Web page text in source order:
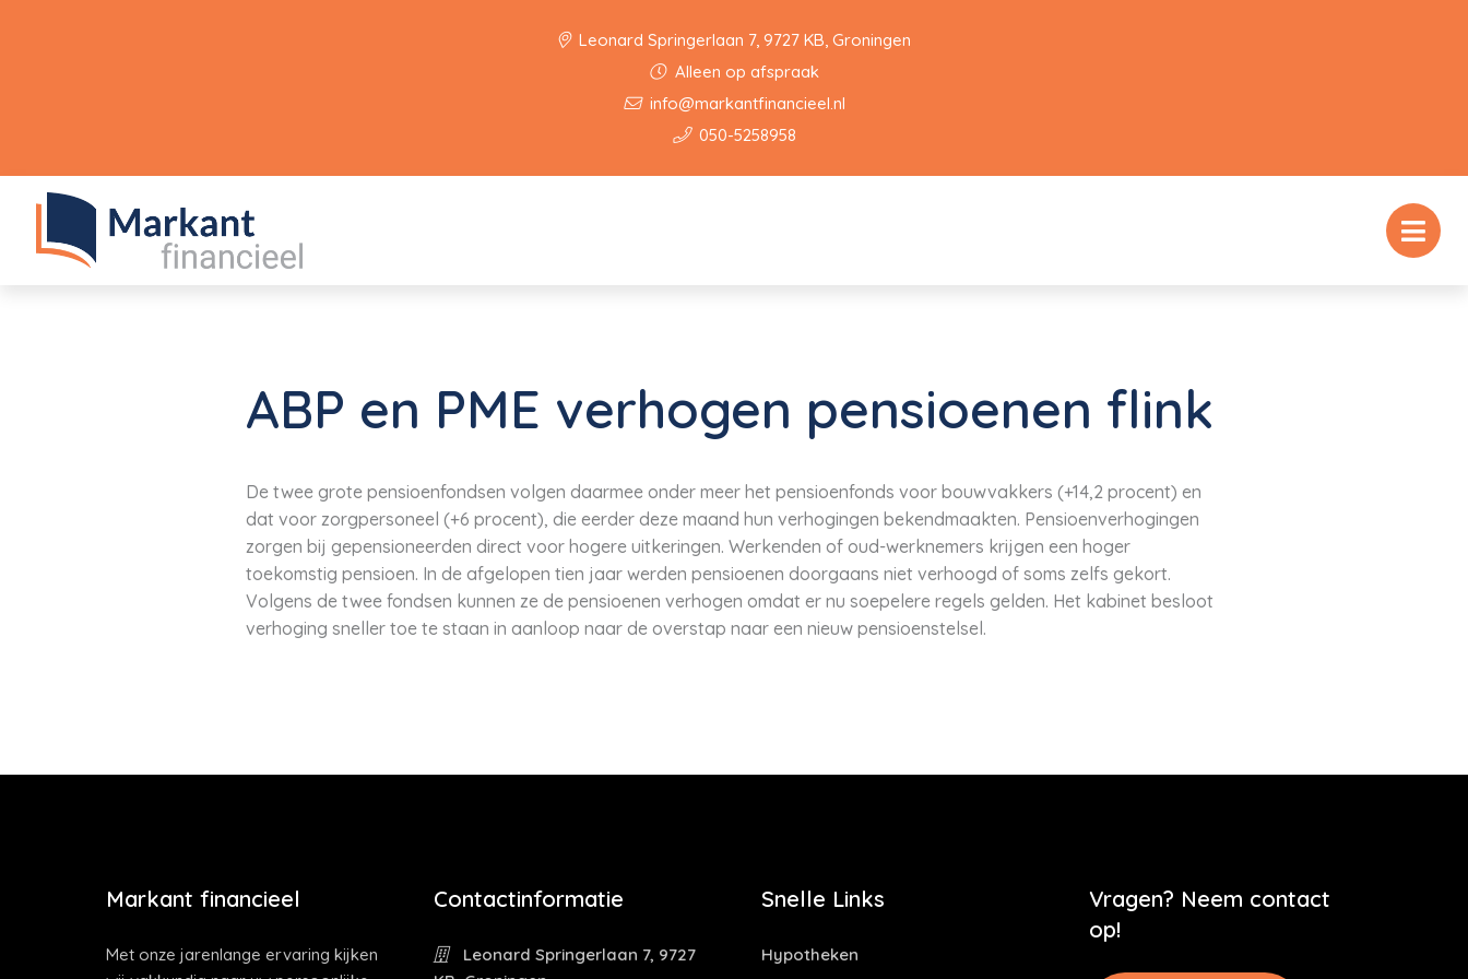
Leonard Springerlaan 7, 9727 KB, Groningen
Alleen op afspraak
info@markantfinancieel.nl
050-5258958
ABP en PME verhogen pensioenen flink
De twee grote pensioenfondsen volgen daarmee onder meer het pensioenfonds voor bouwvakkers (+14,2 procent) en
dat voor zorgpersoneel (+6 procent), die eerder deze maand hun verhogingen bekendmaakten. Pensioenverhogingen
zorgen bij gepensioneerden direct voor hogere uitkeringen. Werkenden of oud-werknemers krijgen een hoger
toekomstig pensioen. In de afgelopen tien jaar werden pensioenen doorgaans niet verhoogd of soms zelfs gekort.
Volgens de twee fondsen kunnen ze de pensioenen verhogen omdat er nu soepelere regels gelden. Het kabinet besloot
verhoging sneller toe te staan in aanloop naar de overstap naar een nieuw pensioenstelsel.
Markant financieel
Met onze jarenlange ervaring kijken
Contactinformatie
Leonard Springerlaan 7, 9727
Snelle Links
Hypotheken
Vragen? Neem contact
op!